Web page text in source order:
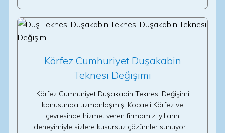
Körfez Cumhuriyet Duşakabin
Teknesi Değişimi
Körfez Cumhuriyet Duşakabin Teknesi Değişimi
konusunda uzmanlaşmış, Kocaeli Körfez ve
çevresinde hizmet veren firmamız, yılların
deneyimiyle sizlere kusursuz çözümler sunuyor.…